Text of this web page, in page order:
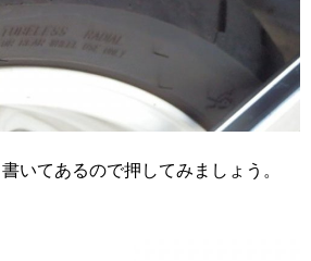
いてあるので押してみましょう。